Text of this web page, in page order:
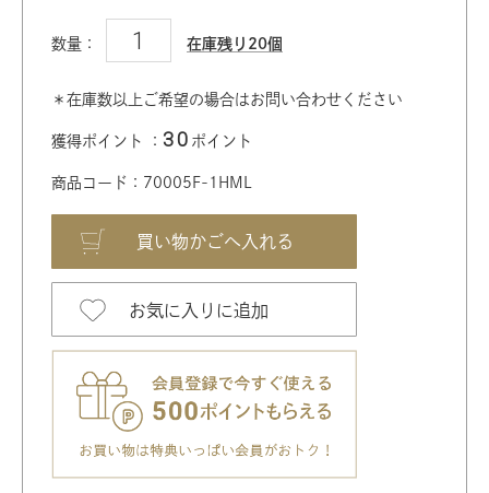
数量： 在庫残り20個
＊在庫数以上ご希望の場合はお問い合わせください
獲得ポイント ： 30 ポイント
商品コード：70005F-1HML
お気に入りに追加